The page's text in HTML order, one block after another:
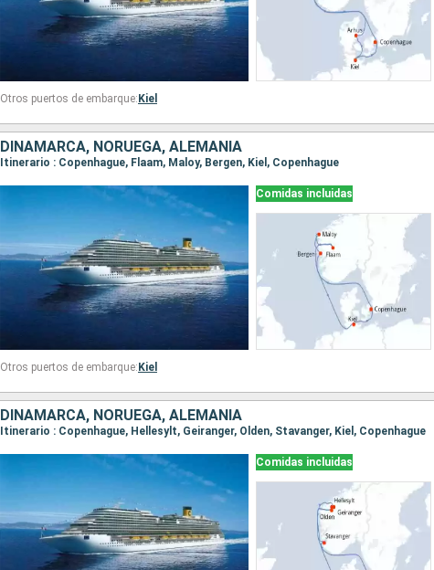
Otros puertos de embarque: Kiel
DINAMARCA, NORUEGA, ALEMANIA
Itinerario : Copenhague, Flaam, Maloy, Bergen, Kiel, Copenhague
Comidas incluidas
Otros puertos de embarque: Kiel
DINAMARCA, NORUEGA, ALEMANIA
Itinerario : Copenhague, Hellesylt, Geiranger, Olden, Stavanger, Kiel, Copenhague
Comidas incluidas